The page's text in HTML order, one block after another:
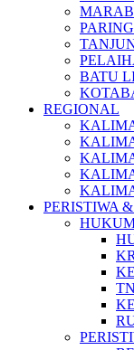
BATU
REGIONAL
PERISTIWA